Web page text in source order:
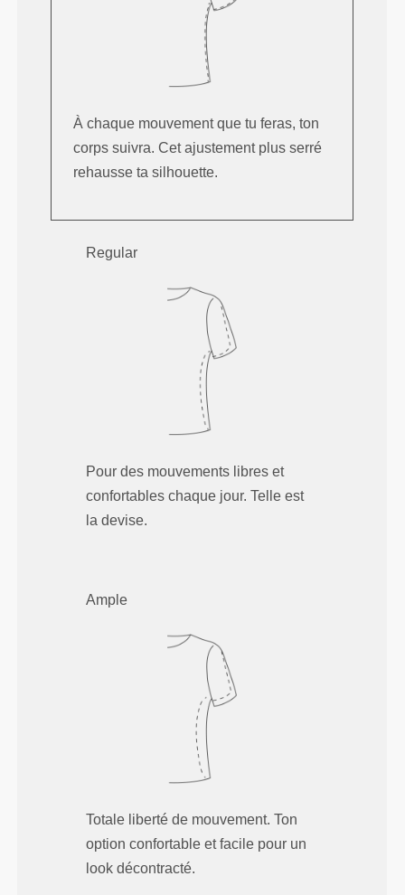
À chaque mouvement que tu feras, ton
corps suivra. Cet ajustement plus serré
rehausse ta silhouette.
Regular
Pour des mouvements libres et
confortables chaque jour. Telle est
la devise.
Ample
Totale liberté de mouvement. Ton
option confortable et facile pour un
look décontracté.